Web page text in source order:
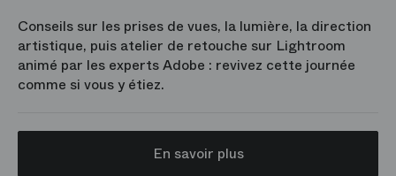
Conseils sur les prises de vues, la lumière, la direction
artistique, puis atelier de retouche sur Lightroom
animé par les experts Adobe : revivez cette journée
comme si vous y étiez.
En savoir plus